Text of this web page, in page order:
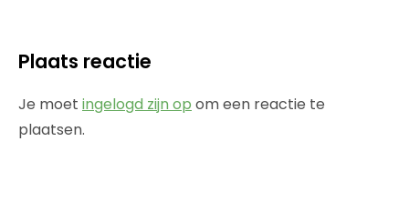
Plaats reactie
Je moet ingelogd zijn op om een reactie te
plaatsen.